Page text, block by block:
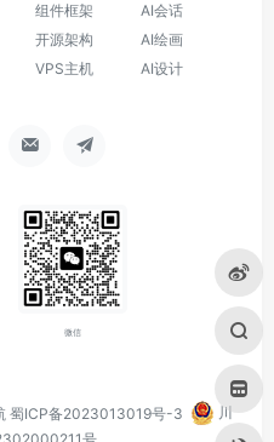
组件框架
开源架构
VPS主机
AI会话
AI绘画
AI设计
微信
蜀ICP备2023013019号-3
川